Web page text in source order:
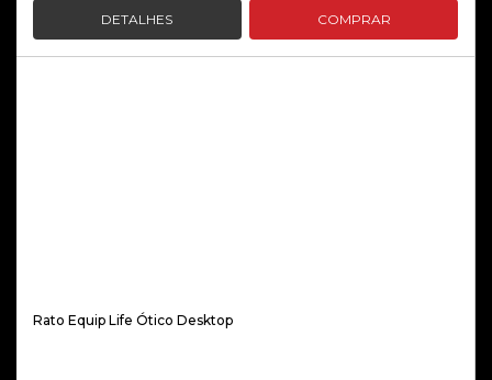
DETALHES COMPRAR
Rato Equip Life Ótico Desktop